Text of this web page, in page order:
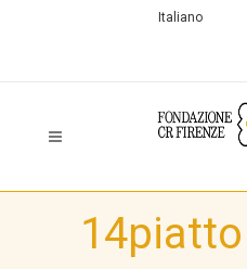
Italiano
14piatto